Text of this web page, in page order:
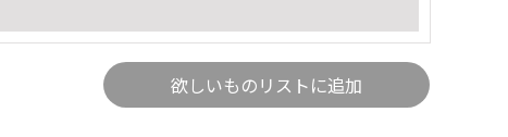
欲しいものリストに追加